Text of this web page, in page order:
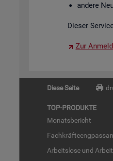
an­de­re
Die­ser
Zur
Diese Seite
TOP-PRO­DUK­TE
Mo­nats­be­richt
Ar­beits­lo­se und